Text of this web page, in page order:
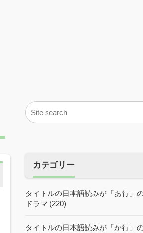
カテゴリー
タイトルの日本語読みが「あ行」
ドラマ (220)
タイトルの日本語読みが「か行」